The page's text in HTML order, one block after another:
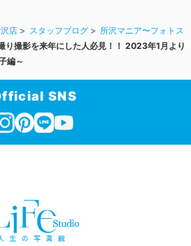
店 スタッフブログ
所沢マニア〜フォトス
り撮影を来年にした人必見！！ 2023年1月より
編～
SNS